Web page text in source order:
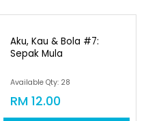
Aku, Kau & Bola #7:
Sepak Mula
Available Qty: 28
RM 12.00